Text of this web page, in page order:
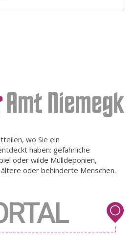
wo Sie ein
haben: gefährliche
oder wilde Mülldeponien,
oder behinderte Menschen.